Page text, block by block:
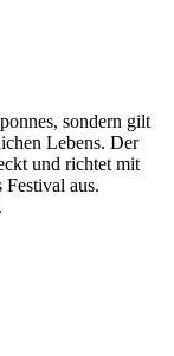
sondern gilt
Lebens. Der
und richtet mit
aus.